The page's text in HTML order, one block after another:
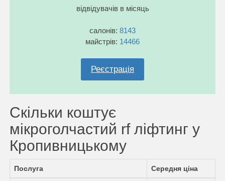
відвідувачів в місяць
салонів: 8143
майстрів: 14466
Реєстрація
Скільки коштує
мікроголчастий rf ліфтинг у
Кропивницькому
Послуга Середня ціна